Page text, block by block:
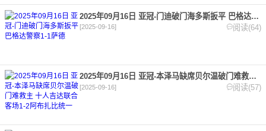
2025年09月16日 亚冠-门迪破门海多斯扳平 巴格达警察1-1萨德
[2025-09-16] 阅读(64)
2025年09月16日 亚冠-本泽马缺席贝尔温破门难救主 十人吉达联合客场1-2阿布扎比统一
[2025-09-16] 阅读(57)